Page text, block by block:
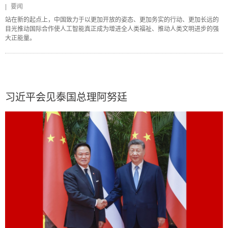
|
要闻
站在新的起点上，中国致力于以更加开放的姿态、更加务实的行动、更加长远的
目光推动国际合作使人工智能真正成为增进全人类福祉、推动人类文明进步的强
大正能量。
习近平会见泰国总理阿努廷